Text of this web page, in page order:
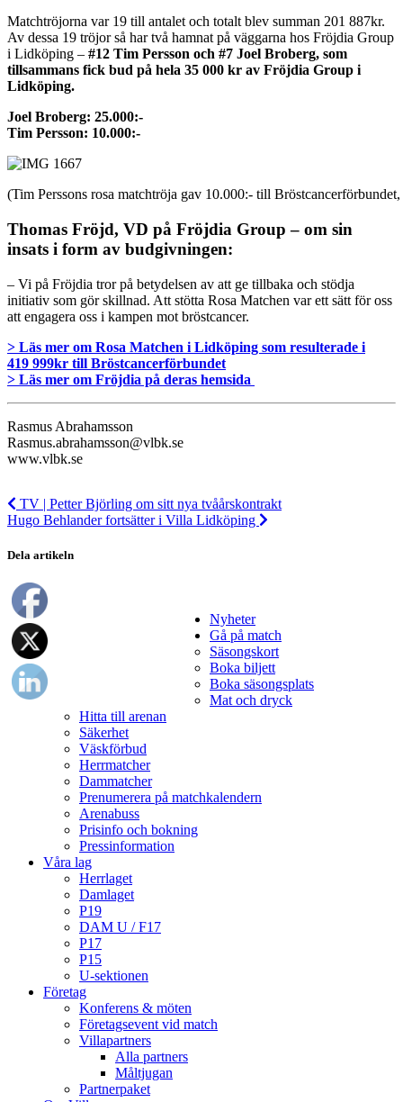
Matchtröjorna var 19 till antalet och totalt blev summan 201 887kr.
Av dessa 19 tröjor så har två hamnat på väggarna hos Fröjdia Group
i Lidköping – #12 Tim Persson och #7 Joel Broberg, som
tillsammans fick bud på hela 35 000 kr av Fröjdia Group i
Lidköping.
Joel Broberg: 25.000:-
Tim Persson: 10.000:-
(Tim Perssons rosa matchtröja gav 10.000:- till
Thomas Fröjd, VD på Fröjdia Group – om sin
insats i form av budgivningen:
– Vi på Fröjdia tror på betydelsen av att ge tillbaka och stödja
initiativ som gör skillnad. Att stötta Rosa Matchen var ett sätt för oss
att engagera oss i kampen mot bröstcancer.
> Läs mer om Rosa Matchen i Lidköping som resulterade i
419 999kr till Bröstcancerförbundet
> Läs mer om Fröjdia på deras hemsida
Rasmus Abrahamsson
Rasmus.abrahamsson@vlbk.se
www.vlbk.se
TV | Petter Björling om sitt nya tvåårskontrakt
Hugo Behlander fortsätter i Villa Lidköping
Dela artikeln
Nyheter
Gå på match
Säsongskort
Boka biljett
Boka säsongsplats
Mat och dryck
Hitta till arenan
Säkerhet
Väskförbud
Herrmatcher
Dammatcher
Prenumerera på matchkalendern
Arenabuss
Prisinfo och bokning
Pressinformation
Våra lag
Herrlaget
Damlaget
P19
DAM U / F17
P17
P15
U-sektionen
Företag
Konferens & möten
Företagsevent vid match
Villapartners
Alla partners
Måltjugan
Partnerpaket